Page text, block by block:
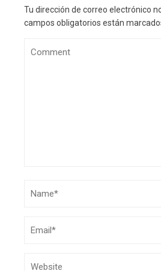
Tu dirección de correo electrónico
campos obligatorios están